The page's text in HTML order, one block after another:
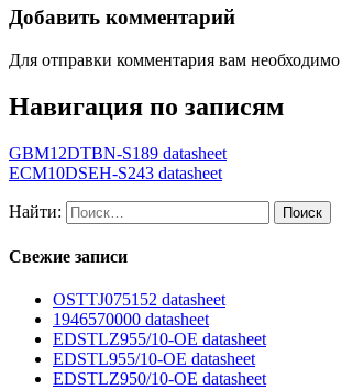
Добавить комментарий
Для отправки комментария вам необходимо
Навигация по записям
GBM12DTBN-S189 datasheet
ECM10DSEH-S243 datasheet
Найти:
Свежие записи
OSTTJ075152 datasheet
1946570000 datasheet
EDSTLZ955/10-OE datasheet
EDSTL955/10-OE datasheet
EDSTLZ950/10-OE datasheet